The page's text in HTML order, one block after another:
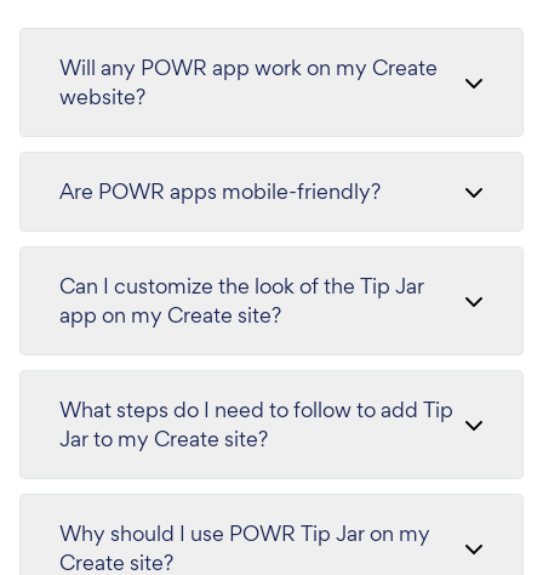
Will any POWR app work on my Create
website?
Are POWR apps mobile-friendly?
Can I customize the look of the Tip Jar
app on my Create site?
What steps do I need to follow to add Tip
Jar to my Create site?
Why should I use POWR Tip Jar on my
Create site?